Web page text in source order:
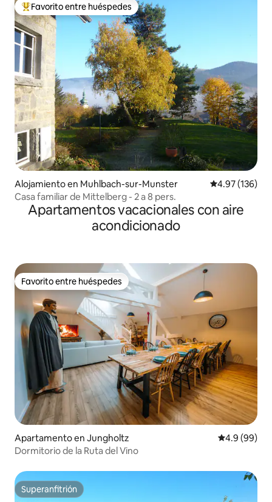
Favorito entre huéspedes preferido
Favorito entre huéspedes
Alojamiento en Muhlbach-sur-Munster Calificación
4.97 (136)
Casa familiar de Mittelberg - 2 a 8 pers.
Apartamentos vacacionales con aire
acondicionado
Favorito entre huéspedes
Favorito entre huéspedes
Apartamento en Jungholtz Calificación
4.9 (99)
Dormitorio de la Ruta del Vino
Superanfitrión
Superanfitrión